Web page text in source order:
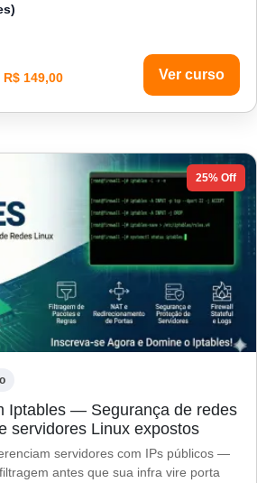
R$ 149,00 Ver curso
25% Off
Iptables — Segurança de redes
servidores Linux expostos
servidores com IPs públicos —
antes que sua infra vire porta